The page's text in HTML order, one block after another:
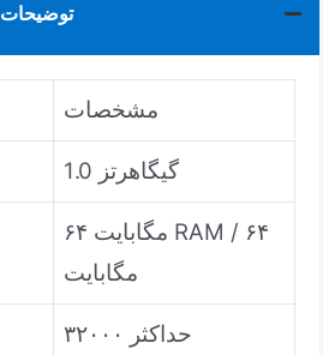
توضیحات
مشخصات
1.0 گیگاهرتز
۶۴ مگابایت RAM / ۶۴
مگابایت
حداکثر ۳۲۰۰۰